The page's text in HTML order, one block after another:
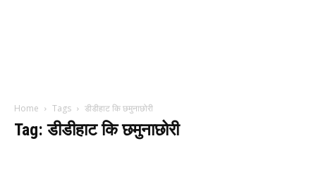
Home Tags डीडीहाट कि छमुनाछोरी
Tag: डीडीहाट कि छमुनाछोरी